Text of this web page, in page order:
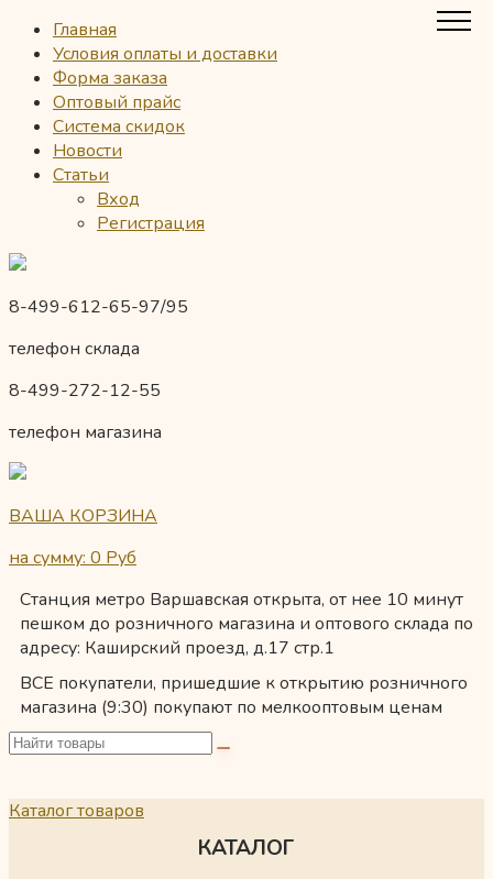
Главная
Условия оплаты и доставки
Форма заказа
Оптовый прайс
Система скидок
Новости
Статьи
Вход
Регистрация
8-499-612-65-97/95
телефон склада
8-499-272-12-55
телефон магазина
ВАША КОРЗИНА
на сумму: 0 Руб
Станция метро Варшавская открыта, от нее 10 минут
пешком до розничного магазина и оптового склада по
адресу: Каширский проезд, д.17 стр.1
ВСЕ покупатели, пришедшие к открытию розничного
магазина (9:30) покупают по мелкооптовым ценам
Каталог товаров
КАТАЛОГ